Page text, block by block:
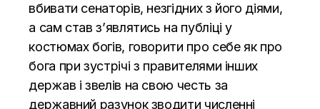
вбивати сенаторів, незгідних з його діями,
а сам став з’являтись на публіці у
костюмах богів, говорити про себе як про
бога при зустрічі з правителями інших
держав і звелів на свою честь за
державний разунок зводити численні